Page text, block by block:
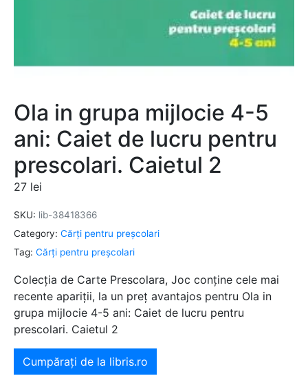
Ola in grupa mijlocie 4-5
ani: Caiet de lucru pentru
prescolari. Caietul 2
27 lei
SKU: lib-38418366
Category: Cărți pentru preșcolari
Tag: Cărți pentru preșcolari
Colecția de Carte Prescolara, Joc conține cele mai
recente apariții, la un preț avantajos pentru Ola in
grupa mijlocie 4-5 ani: Caiet de lucru pentru
prescolari. Caietul 2
Cumpărați de la libris.ro